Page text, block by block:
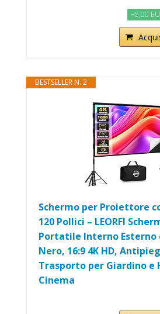
−5,00
BESTSELLER N. 2
Schermo per Proiettore
120 Pollici – LEORFI
Portatile Interno Esterno
Nero, 16:9 4K HD,
Trasporto per Giardino e
Cinema